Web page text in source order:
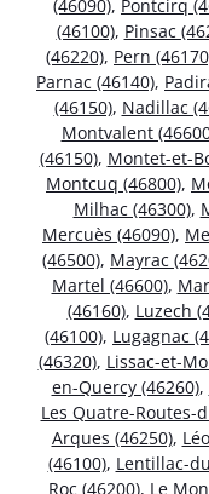
(46090), Pontcirq
(46100), Pinsac
(46220), Pern
Parnac (46140),
(46150), Nadillac
Montvalent
(46150), Montet-et-
Montcuq (46800),
Milhac (46300),
Mercuès (46090),
(46500), Mayrac
Martel (46600),
(46160), Luzech
(46100), Lugagnac
(46320), Lissac-et-
en-Quercy (46260),
Les Quatre-Routes-
Arques (46250),
(46100), Lentillac-
Roc (46200), Le